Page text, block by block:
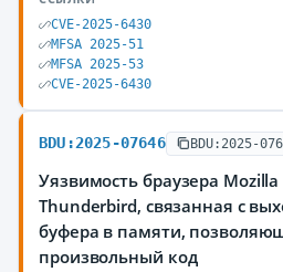
CVE-2025-6430
MFSA 2025-51
MFSA 2025-53
CVE-2025-6430
BDU:2025-07646 BDU:2025-
Уязвимость браузера
Thunderbird, связанная с
буфера в памяти,
произвольный код